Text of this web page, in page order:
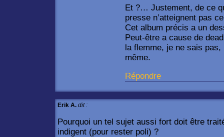
Et ?… Justement, de ce
presse n’atteignent pas
Cet album précis a un
Peut-être a cause de
la flemme, je ne sais
même.
Répondre
Erik A. dit :
Pourquoi un tel sujet aussi fort doit être
indigent (pour rester poli) ?